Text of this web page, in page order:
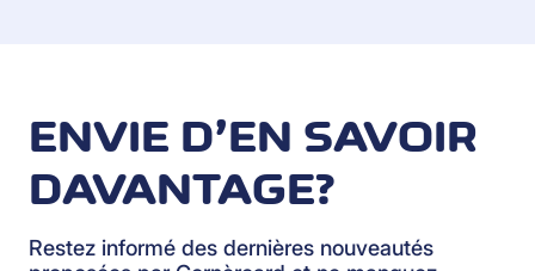
ENVIE D’EN SAVOIR
DAVANTAGE?
Restez informé des dernières nouveautés